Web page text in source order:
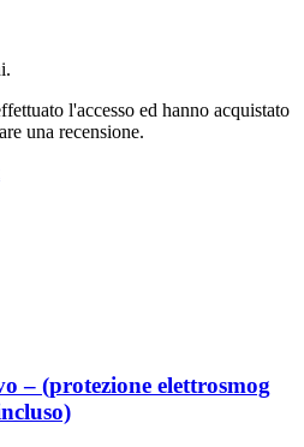
l'accesso ed hanno acquistato
una recensione.
– (protezione elettrosmog